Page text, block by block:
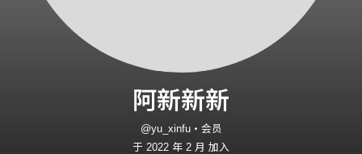
阿新新新
@yu_xinfu・会员
于 2022 年 2 月 加入